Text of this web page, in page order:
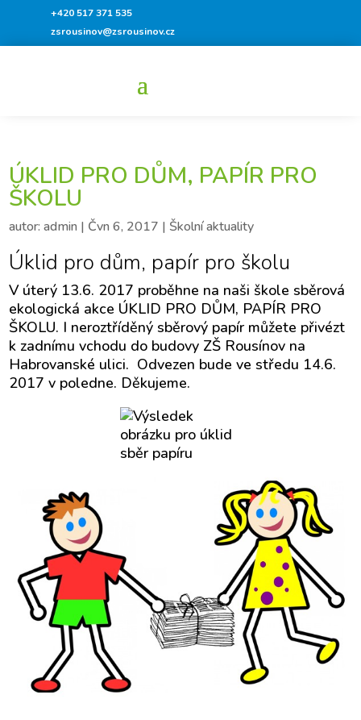
+420 517 371 535
zsrousinov@zsrousinov.cz
ÚKLID PRO DŮM, PAPÍR PRO
ŠKOLU
autor:admin | Čvn 6, 2017 | Školní aktuality
Úklid pro dům, papír pro školu
V úterý 13.6. 2017 proběhne na naši škole sběrová
ekologická akce ÚKLID PRO DŮM, PAPÍR PRO
ŠKOLU. I neroztříděný sběrový papír můžete přivézt
k zadnímu vchodu do budovy ZŠ Rousínov na
Habrovanské ulici. Odvezen bude ve středu 14.6.
2017 v poledne. Děkujeme.